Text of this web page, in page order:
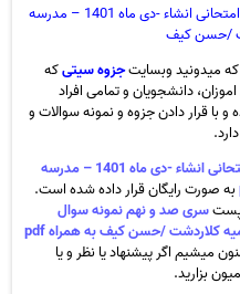
دانلود رایگان سری صد و نهم نمونه سوال امتحانی انشاء -دی ماه 1401 – مدرسه
/حسن کیف
میدونید وبسایتجزوه سیتیکه
دانشجویان و تمامی افراد
قرار دادن جزوه و نمونه سوالات و
سری صد و نهم نمونه سوال امتحانی انشاء -دی ماه 1401 – مدرسه
به صورت رایگان قرار داده شده است.
پستسری صد و نهم نمونه سوال
میشیم اگر پیشنهاد یا نظر و یا
بزارید.